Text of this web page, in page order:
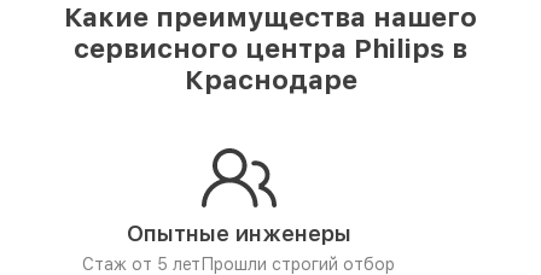
Какие преимущества нашего
сервисного центра Philips в
Краснодаре
Опытные инженеры
Стаж от 5 лет Прошли строгий отбор